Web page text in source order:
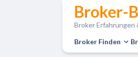
Broker-
Broker Erfahrungen
Broker Finden